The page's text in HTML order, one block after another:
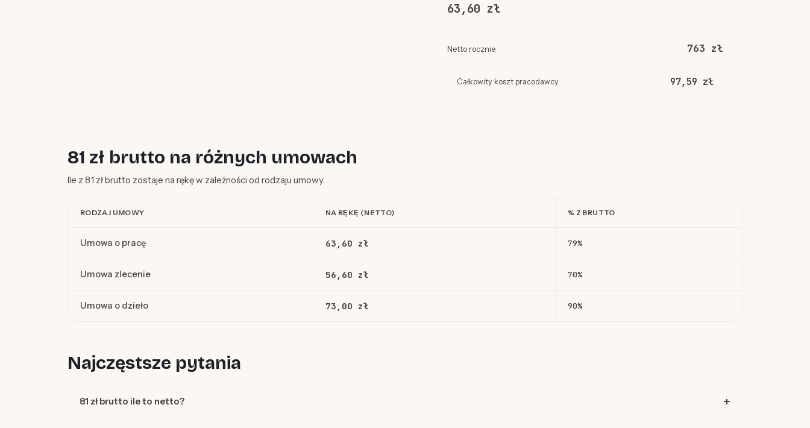
63,60 zł
Netto rocznie 763 zł
Całkowity koszt pracodawcy 97,59 zł
81 zł brutto na różnych umowach
Ile z 81 zł brutto zostaje na rękę w zależności od rodzaju umowy.
RODZAJ UMOWY NA RĘKĘ (NETTO) % Z BRUTTO
Umowa o pracę 63,60 zł 79%
Umowa zlecenie 56,60 zł 70%
Umowa o dzieło 73,00 zł 90%
Najczęstsze pytania
81 zł brutto ile to netto?